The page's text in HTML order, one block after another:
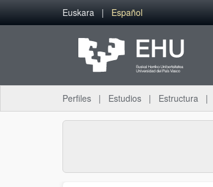
Saltar al contenido principal
Euskara Español
Perfiles Estudios Estructura